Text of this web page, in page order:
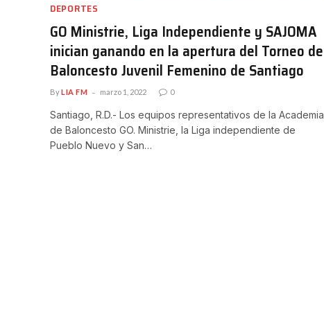
DEPORTES
GO Ministrie, Liga Independiente y SAJOMA
inician ganando en la apertura del Torneo de
Baloncesto Juvenil Femenino de Santiago
ByLIA FM marzo 1, 2022 0
Santiago, R.D.- Los equipos representativos de la Academia
de Baloncesto GO. Ministrie, la Liga independiente de
Pueblo Nuevo y San…